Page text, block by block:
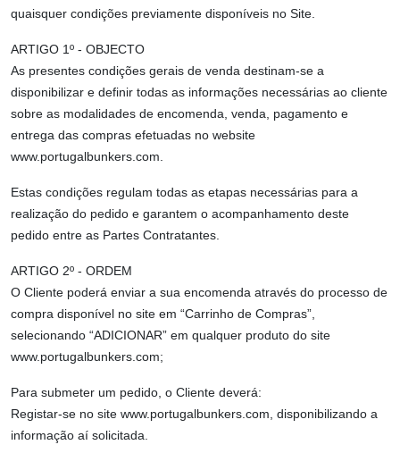
quaisquer condições previamente disponíveis no Site.
ARTIGO 1º - OBJECTO
As presentes condições gerais de venda destinam-se a
disponibilizar e definir todas as informações necessárias ao cliente
sobre as modalidades de encomenda, venda, pagamento e
entrega das compras efetuadas no website
www.portugalbunkers.com.
Estas condições regulam todas as etapas necessárias para a
realização do pedido e garantem o acompanhamento deste
pedido entre as Partes Contratantes.
ARTIGO 2º - ORDEM
O Cliente poderá enviar a sua encomenda através do processo de
compra disponível no site em “Carrinho de Compras”,
selecionando “ADICIONAR” em qualquer produto do site
www.portugalbunkers.com;
Para submeter um pedido, o Cliente deverá:
Registar-se no site www.portugalbunkers.com, disponibilizando a
informação aí solicitada.